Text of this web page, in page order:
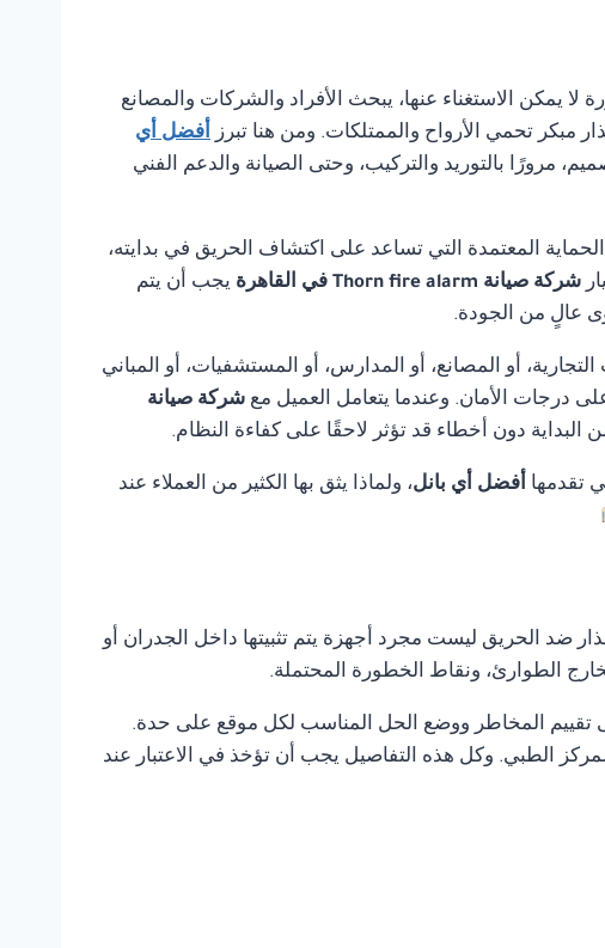
لا يمكن الاستغناء عنها، يبحث الأفراد والشركات والمصانع
مبكر تحمي الأرواح والممتلكات. ومن هنا تبرز أفضل أي
مرورًا بالتوريد والتركيب، وحتى الصيانة والدعم الفني
المعتمدة التي تساعد على اكتشاف الحريق في بدايته،
شركة صيانة Thorn fire alarm في القاهرة
يجب أن يتم
عالٍ من الجودة.
أو المصانع، أو المدارس، أو المستشفيات، أو المباني
درجات الأمان. وعندما يتعامل العميل مع شركة صيانة
دون أخطاء قد تؤثر لاحقًا على كفاءة النظام.
تقدمها أفضل أي بانل، ولماذا يثق بها الكثير من العملاء عند
ضد الحريق ليست مجرد أجهزة يتم تثبيتها داخل الجدران أو
الطوارئ، ونقاط الخطورة المحتملة.
تقييم المخاطر ووضع الحل المناسب لكل موقع على حدة.
الطبي. وكل هذه التفاصيل يجب أن تؤخذ في الاعتبار عند